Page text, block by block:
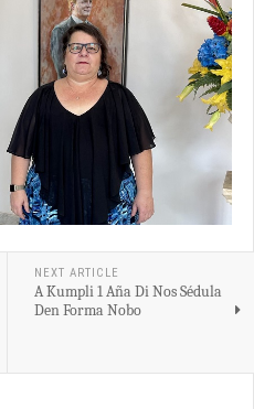
NEXT ARTICLE
A Kumpli 1 Aña Di Nos Sédula
Den Forma Nobo